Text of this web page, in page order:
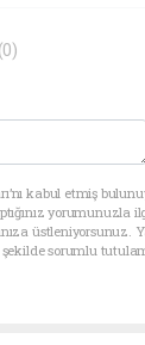
(0)
kabul etmiş
yorumunuzla
üstleniyorsunuz.
sorumlu